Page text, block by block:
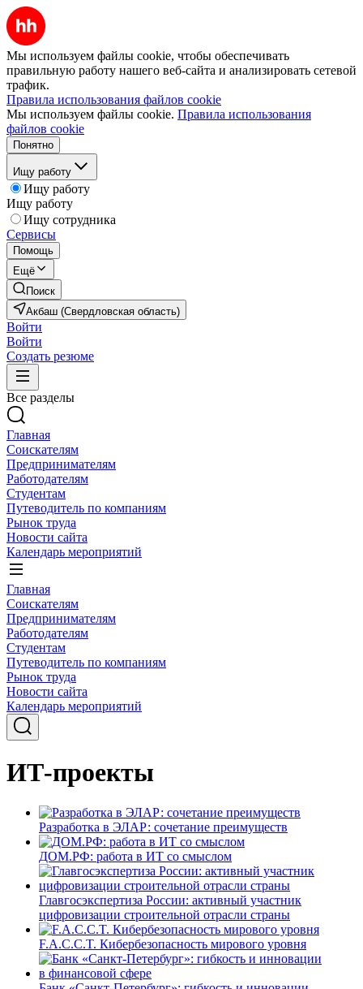
Мы используем файлы cookie, чтобы обеспечивать
правильную работу нашего веб-сайта и анализировать сетевой
трафик.
Правила использования файлов cookie
Мы используем файлы cookie. Правила использования
файлов cookie
Понятно
Ищу работу
Ищу работу
Ищу работу
Ищу сотрудника
Сервисы
Помощь
Ещё
Поиск
Акбаш (Свердловская область)
Войти
Войти
Создать резюме
Все разделы
Главная
Соискателям
Предпринимателям
Работодателям
Студентам
Путеводитель по компаниям
Рынок труда
Новости сайта
Календарь мероприятий
Главная
Соискателям
Предпринимателям
Работодателям
Студентам
Путеводитель по компаниям
Рынок труда
Новости сайта
Календарь мероприятий
ИТ-проекты
Разработка в ЭЛАР: сочетание преимуществ
ДОМ.РФ: работа в ИТ со смыслом
Главгосэкспертиза России: активный участник
цифровизации строительной отрасли страны
F.A.C.C.T. Кибербезопасность мирового уровня